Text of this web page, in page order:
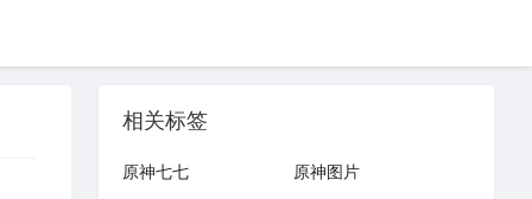
相关标签
原神七七
原神图片